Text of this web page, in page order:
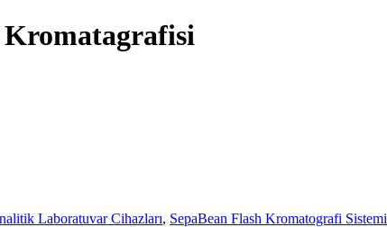
Kromatagrafisi
Laboratuvar Cihazları, SepaBean Flash Kromatografi Sistemi